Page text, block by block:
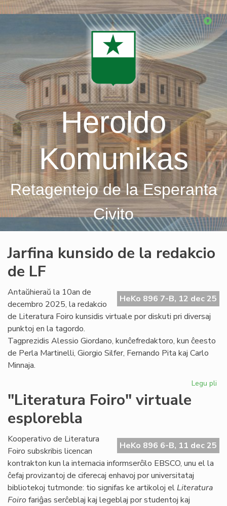
Skip
Heroldo
Komunikas
Retagentejo de la Esperanta
Civito
Jarfina kunsido de la redakcio
de LF
HeKo 896 7-B, 12 dec 25
Antaŭhieraŭ la 10an de
decembro 2025, la redakcio
de Literatura Foiro kunsidis virtuale por diskuti pri diversaj
punktoj en la tagordo.
Tagprezidis Alessio Giordano, kunĉefredaktoro, kun ĉeesto
de Perla Martinelli, Giorgio Silfer, Fernando Pita kaj Carlo
Minnaja.
Legu pli
"Literatura Foiro" virtuale
esplorebla
HeKo 896 6-B, 11 dec 25
Kooperativo de Literatura
Foiro subskribis licencan
kontrakton kun la internacia informserĉilo EBSCO, unu el la
ĉefaj provizantoj de ciferecaj enhavoj por universitataj
bibliotekoj tutmonde: tio signifas ke artikoloj elLiteratura
Foirofariĝas serĉeblaj kaj legeblaj por studentoj kaj